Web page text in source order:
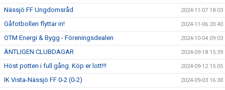
Nässjö FF Ungdomsråd 2024-11-07 18:03
Gåfotbollen flyttar in! 2024-11-06 20:40
OTM Energi & Bygg - Föreningsdealen 2024-10-04 09:03
ÄNTLIGEN CLUBDAGAR 2024-09-18 15:39
Höst potten i full gång. Köp er lott!!! 2024-09-12 15:05
IK Vista-Nässjö FF 0-2 (0-2) 2024-09-03 16:30